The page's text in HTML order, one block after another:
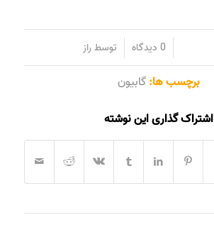
0 دیدگاه توسطراز
برچسب ها: گابیون
اشتراک گذاری این نوشته